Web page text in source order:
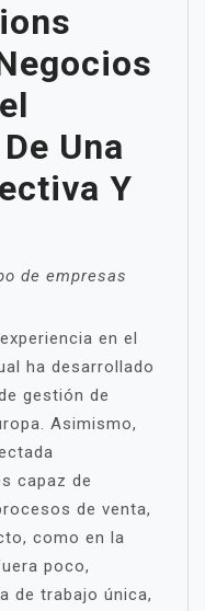
Una
Y
de empresas
en el
ha desarrollado
gestión de
Asimismo,
capaz de
de venta,
como en la
poco,
de trabajo única,